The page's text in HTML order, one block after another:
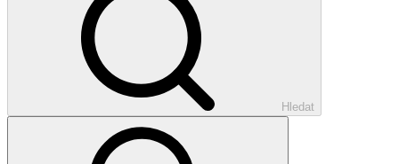
Hledat